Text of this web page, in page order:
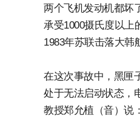
两个飞机发动机都坏
承受1000摄氏度以上
1983年苏联击落大韩
在这次事故中，黑匣
处于无法启动状态，
教授郑允植（音）说